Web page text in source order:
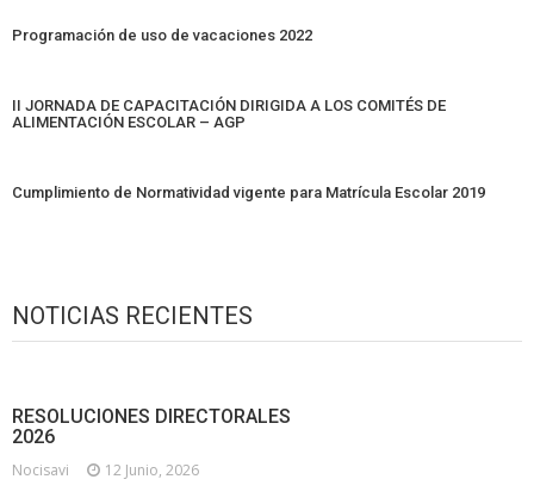
Programación de uso de vacaciones 2022
II JORNADA DE CAPACITACIÓN DIRIGIDA A LOS COMITÉS DE
ALIMENTACIÓN ESCOLAR – AGP
Cumplimiento de Normatividad vigente para Matrícula Escolar 2019
NOTICIAS RECIENTES
RESOLUCIONES DIRECTORALES
2026
Nocisavi 12 Junio, 2026